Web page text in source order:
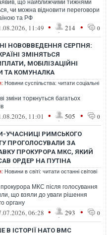
що найближчими тижнями
чи можна відновити переговори
та РФ
11:49 • 214 • 0
НОВОВВЕДЕННЯ СЕРПНЯ:
ЗМІНЯТЬСЯ
МОБІЛІЗАЦІЙНІ
ТА КОМУНАЛКА
Новини суспільства: читати соціальні
зміни торкнуться багатьох
11:01 • 505 • 0
УЧАСНИЦІ РИМСЬКОГО
ПРОГОЛОСУВАЛИ ЗА
ПРОКУРОРА МКС, ЯКИЙ
ОРДЕР НА ПУТІНА
Новини в світі: читати останні світові
прокурора МКС після голосування
що взяли до уваги рішення
органу
06:28 • 293 • 0
В ІСТОРІЇ НАТО ВМС